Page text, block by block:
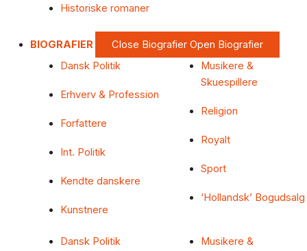
Historiske romaner
BIOGRAFIER Close Biografier Open Biografier
Dansk Politik
Erhverv & Profession
Forfattere
Int. Politik
Kendte danskere
Kunstnere
Musikere &
Skuespillere
Religion
Royalt
Sport
‘Hollandsk’ Bogudsalg
Dansk Politik
Musikere &